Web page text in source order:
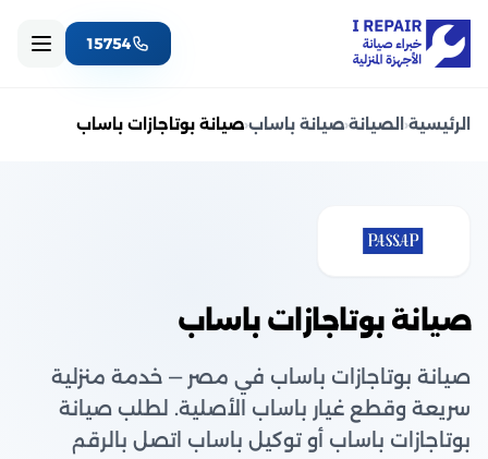
15754
الرئيسية‹ الصيانة‹صيانة باساب‹صيانة بوتاجازات باساب
صيانة بوتاجازات باساب
صيانة بوتاجازات باساب في مصر — خدمة منزلية
سريعة وقطع غيار باساب الأصلية. لطلب صيانة
بوتاجازات باساب أو توكيل باساب اتصل بالرقم